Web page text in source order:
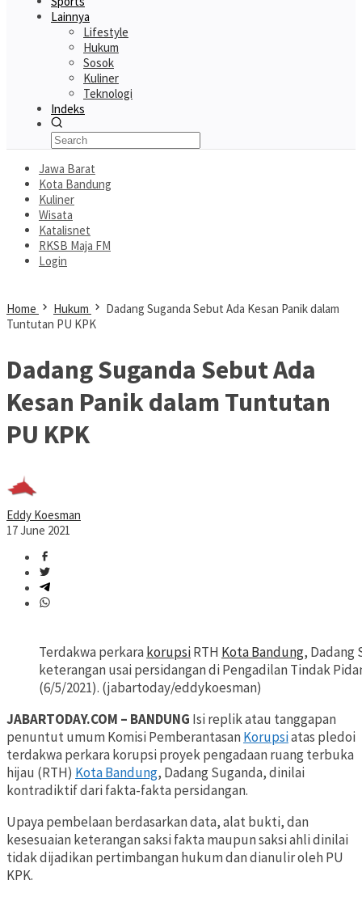
Lainnya
Lifestyle
Hukum
Sosok
Kuliner
Teknologi
Indeks
Jawa Barat
Kota Bandung
Kuliner
Wisata
Katalisnet
RKSB Maja FM
Login
Home Hukum
Dadang Suganda Sebut Ada Kesan Panik dalam
Tuntutan PU KPK
Dadang Suganda Sebut Ada
Kesan Panik dalam Tuntutan
PU KPK
Eddy Koesman
17 June 2021
Terdakwa perkarakorupsiRTH Kota Bandung, Dadang
keterangan usai persidangan di Pengadilan Tindak
(6/5/2021). (jabartoday/eddykoesman)
JABARTODAY.COM – BANDUNG Isi replik atau tanggapan
penuntut umum Komisi PemberantasanKorupsiatas pledoi
terdakwa perkara korupsi proyek pengadaan ruang terbuka
hijau (RTH) Kota Bandung, Dadang Suganda, dinilai
kontradiktif dari fakta-fakta persidangan.
Upaya pembelaan berdasarkan data, alat bukti, dan
kesesuaian keterangan saksi fakta maupun saksi ahli dinilai
tidak dijadikan pertimbangan hukum dan dianulir oleh PU
KPK.